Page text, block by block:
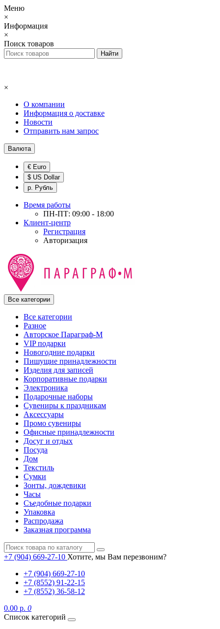
Меню
×
Информация
×
Поиск товаров
×
О компании
Информация о доставке
Новости
Отправить нам запрос
Валюта
€ Euro
$ US Dollar
р. Рубль
Время работы
ПН-ПТ: 09:00 - 18:00
Клиент-центр
Регистрация
Авторизация
Все категории
Все категории
Разное
Авторское Параграф-М
VIP подарки
Новогодние подарки
Пишущие принадлежности
Изделия для записей
Корпоративные подарки
Электроника
Подарочные наборы
Сувениры к праздникам
Аксессуары
Промо сувениры
Офисные принадлежности
Досуг и отдых
Посуда
Дом
Текстиль
Сумки
Зонты, дождевики
Часы
Съедобные подарки
Упаковка
Распродажа
Заказная программа
+7 (904) 669-27-10 Хотите, мы Вам перезвоним?
+7 (904) 669-27-10
+7 (8552) 91-22-15
+7 (8552) 36-58-12
0.00 р. 0
Список категорий